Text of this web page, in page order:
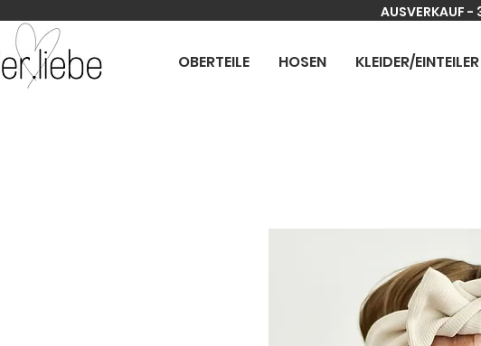
AUSVERKAUF
OBERTEILE HOSEN KLEIDER/EINTEILER